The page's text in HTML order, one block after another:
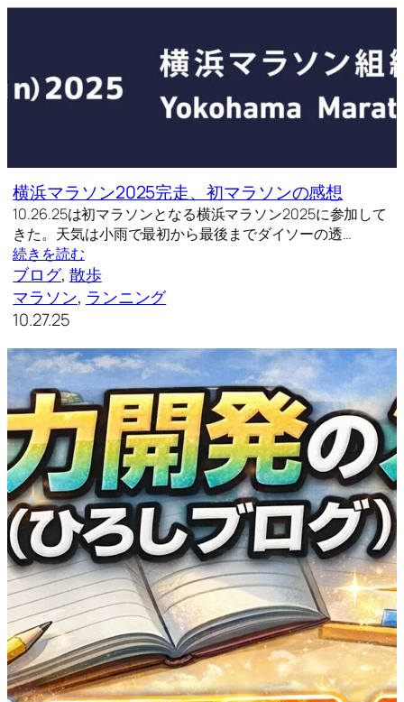
横浜マラソン2025完走、初マラソンの感想
10.26.25は初マラソンとなる横浜マラソン2025に参加して
きた。天気は小雨で最初から最後までダイソーの透…
続きを読む
ブログ, 散歩
マラソン, ランニング
10.27.25